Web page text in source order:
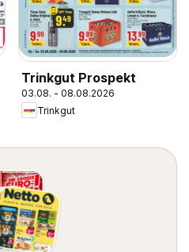
Trinkgut Prospekt
03.08. - 08.08.2026
Trinkgut